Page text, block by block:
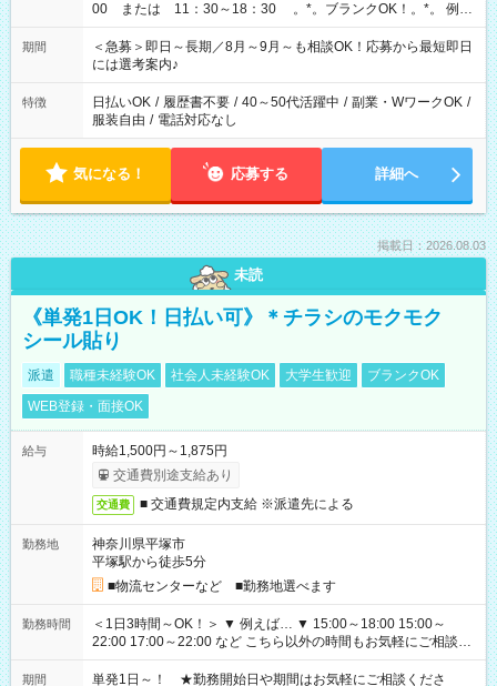
00 または 11：30～18：30 。*。ブランクOK！。*。 例え
ば前職が、 在宅/財団法人/事務/コールセンター/受付/販売/カフェ
スタッフ スイーツ販売/ホテルフロント/化粧品販売/など 様々な
業界から入社して活躍されています♪
期間
＜急募＞即日～長期／8月～9月～も相談OK！応募から最短即日
には選考案内♪
特徴 日払いOK / 履歴書不要 / 40～50代活躍中 / 副業・WワークOK /
服装自由 / 電話対応なし
気になる！ 応募する 詳細へ
掲載日：2026.08.03
未読
《単発1日OK！日払い可》＊チラシのモクモク
シール貼り
派遣 職種未経験OK 社会人未経験OK 大学生歓迎
ブランクOK
WEB登録・面接OK
給与
時給1,500円～1,875円
交通費別途支給あり
交通費 ■ 交通費規定内支給 ※派遣先による
勤務地
神奈川県平塚市
平塚駅から徒歩5分
■物流センターなど ■勤務地選べます
勤務時間
＜1日3時間～OK！＞ ▼ 例えば… ▼ 15:00～18:00 15:00～
22:00 17:00～22:00 など こちら以外の時間もお気軽にご相談く
ださい！
期間 単発1日～！ ★勤務開始日や期間はお気軽にご相談くださ